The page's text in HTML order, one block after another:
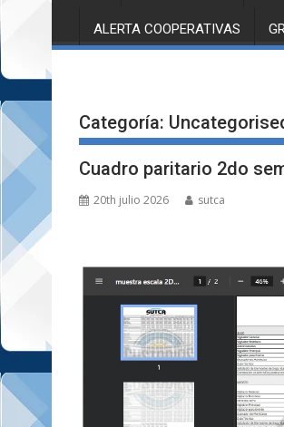
ALERTA COOPERATIVAS
Categoría:
Cuadro paritario 2do
20th julio 2026 sutca